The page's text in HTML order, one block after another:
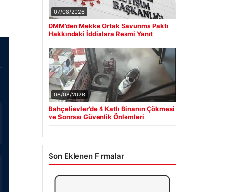
07/08/2026
DMM’den Mekke Ortak Savunma Paktı
Hakkındaki İddialara Resmi Yanıt
06/08/2026
Bahçelievler’de 4 Katlı Binanın Çökmesi
ve Sonrası Güvenlik Önlemleri
Son Eklenen Firmalar